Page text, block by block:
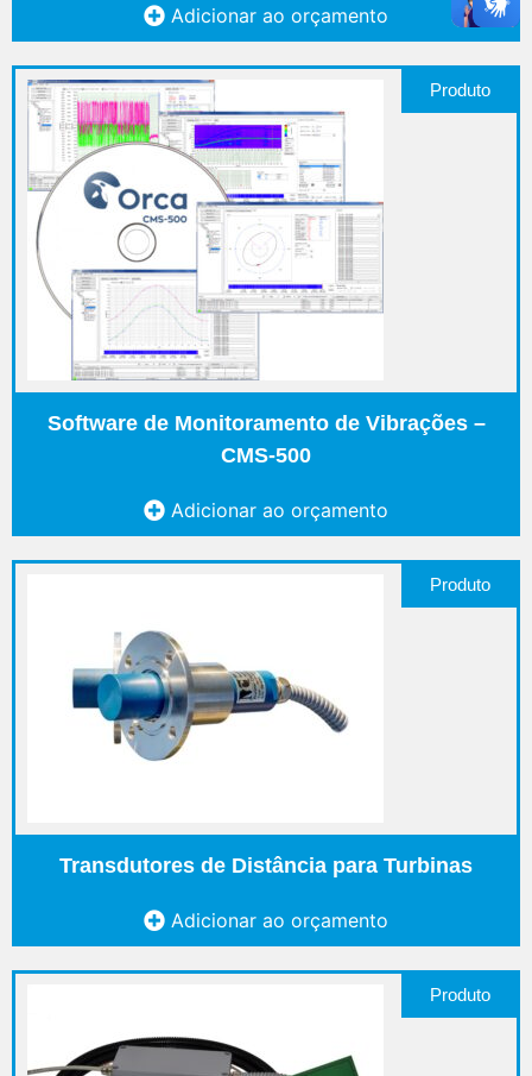
Adicionar ao orçamento
Produto
Software de Monitoramento de Vibrações –
CMS-500
Adicionar ao orçamento
Produto
Transdutores de Distância para Turbinas
Adicionar ao orçamento
Produto